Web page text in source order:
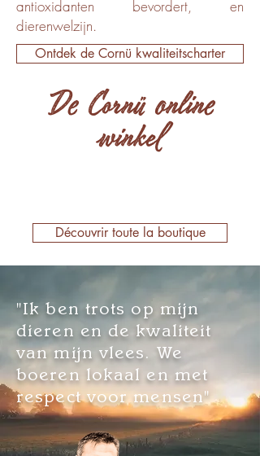
antioxidanten bevordert, en
dierenwelzijn.
Ontdek de Cornü kwaliteitscharter
De Cornü online
winkel
Découvrir toute la boutique
"Ik ben trots op mijn
dieren en de kwaliteit
van mijn vlees. We
boeren lokaal en met
respect voor mensen"